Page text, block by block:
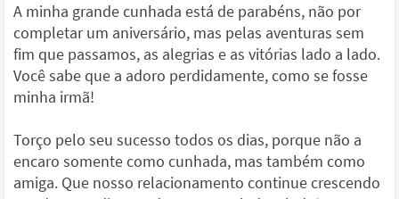
A minha grande cunhada está de parabéns, não por
completar um aniversário, mas pelas aventuras sem
fim que passamos, as alegrias e as vitórias lado a lado.
Você sabe que a adoro perdidamente, como se fosse
minha irmã!
Torço pelo seu sucesso todos os dias, porque não a
encaro somente como cunhada, mas também como
amiga. Que nosso relacionamento continue crescendo